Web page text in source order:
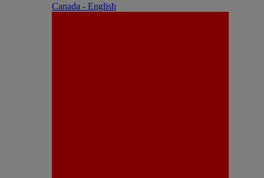
Canada - English